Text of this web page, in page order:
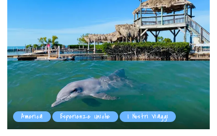
America Esperienze Uniche I Nostri Viaggi